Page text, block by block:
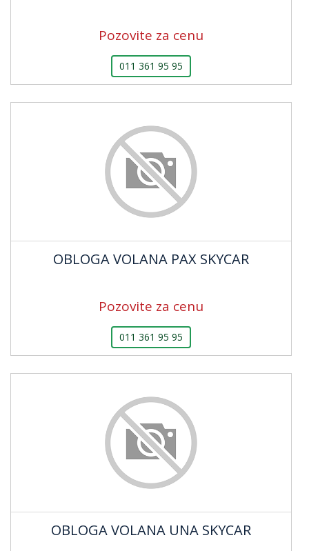
Pozovite za cenu
011 361 95 95
OBLOGA VOLANA PAX SKYCAR
Pozovite za cenu
011 361 95 95
OBLOGA VOLANA UNA SKYCAR